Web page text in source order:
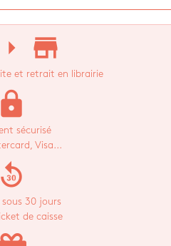
arrow_right store_mall_directory
et retrait en librairie
lock
sécurisé
Visa...
replay_30
sous 30 jours
de caisse